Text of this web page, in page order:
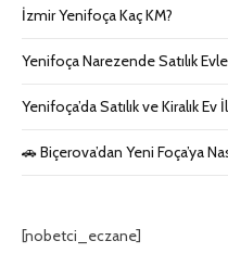
İzmir Yenifoça Kaç KM?
Yenifoça Narezende Satılık
Yenifoça’da Satılık ve Kiralık
🚗 Biçerova’dan Yeni Foça’ya
[nobetci_eczane]